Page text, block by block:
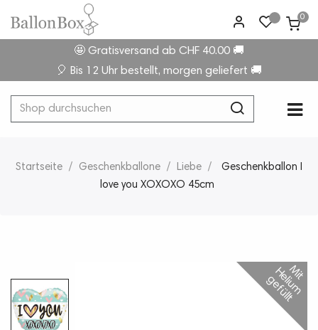
0
🤩 Gratisversand ab CHF 40.00 🚚
🎈 Bis 12 Uhr bestellt, morgen geliefert 🚚
☰
Startseite Geschenkballone Liebe
Geschenkballon I
love you XOXOXO 45cm